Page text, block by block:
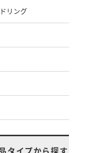
リング
タイプから探す